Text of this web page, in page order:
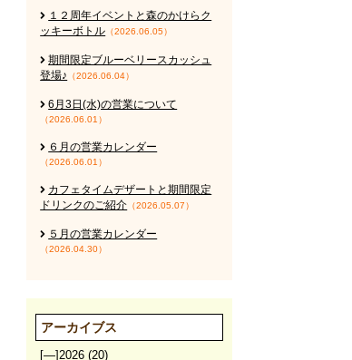
１２周年イベントと森のかけらク
ッキーボトル （2026.06.05）
期間限定ブルーベリースカッシュ
登場♪
（2026.06.04）
6月3日(水)の営業について
（2026.06.01）
６月の営業カレンダー
（2026.06.01）
カフェタイムデザートと期間限定
ドリンクのご紹介 （2026.05.07）
５月の営業カレンダー
（2026.04.30）
アーカイブス
[—]2026(20)